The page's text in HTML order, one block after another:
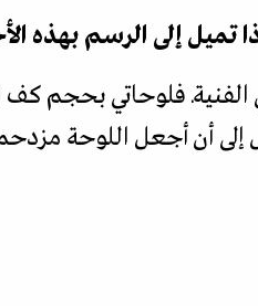
تميل إلى الرسم بهذه
فلوحاتي بحجم كف
إلى أن أجعل اللوحة